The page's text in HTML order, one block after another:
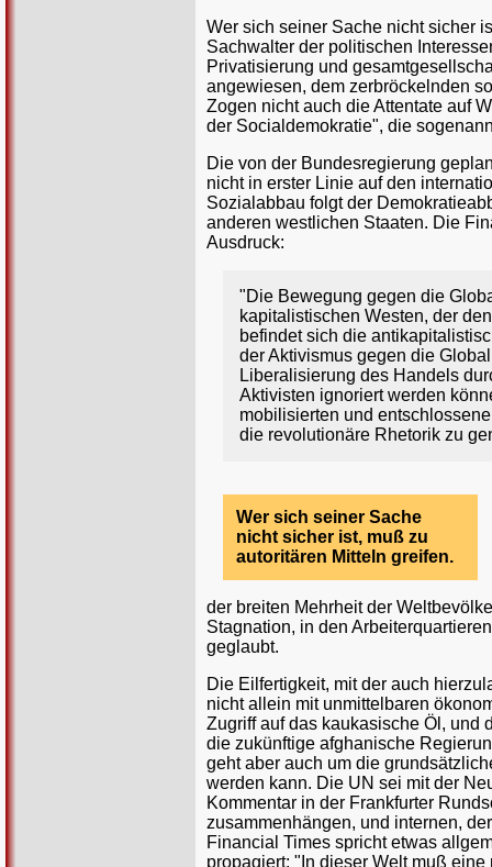
Wer sich seiner Sache nicht sicher
Sachwalter der politischen
Privatisierung und
angewiesen, dem zerbröckelnden
Zogen nicht auch die Attentate auf
der Socialdemokratie", die
Die von der Bundesregierung
nicht in erster Linie auf den
Sozialabbau folgt der
anderen westlichen Staaten. Die
Ausdruck:
"Die Bewegung gegen die
kapitalistischen Westen, der
befindet sich die
der Aktivismus gegen die
Liberalisierung des Handels
Aktivisten ignoriert werden
mobilisierten und
die revolutionäre Rhetorik zu
Wer sich seiner Sache
nicht sicher ist, muß zu
autoritären Mitteln greifen.
der breiten Mehrheit der
Stagnation, in den
geglaubt.
Die Eilfertigkeit, mit der auch
nicht allein mit unmittelbaren
Zugriff auf das kaukasische Öl, und
die zukünftige afghanische
geht aber auch um die
werden kann. Die UN sei mit der
Kommentar in der Frankfurter
zusammenhängen, und internen,
Financial Times spricht etwas
propagiert: "In dieser Welt muß